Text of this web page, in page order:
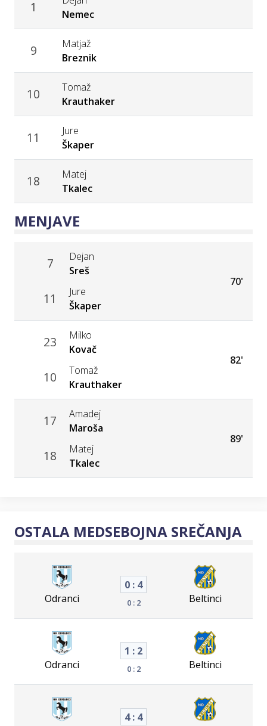
1
Nemec
9
Matjaž
Breznik
10
Tomaž
Krauthaker
11
Jure
Škaper
18
Matej
Tkalec
MENJAVE
7
Dejan
Sreš
11
Jure
Škaper
70'
23
Milko
Kovač
10
Tomaž
Krauthaker
82'
17
Amadej
Maroša
18
Matej
Tkalec
89'
OSTALA MEDSEBOJNA SREČANJA
Odranci
0 : 4
0 : 2 Beltinci
Odranci
1 : 2
0 : 2 Beltinci
4 : 4